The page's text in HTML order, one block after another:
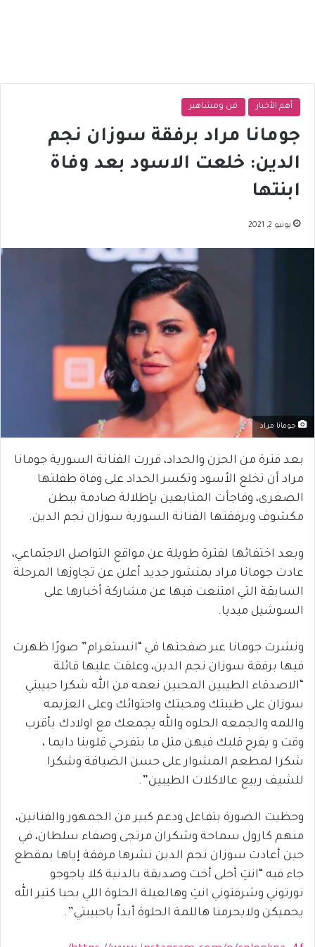
أهم الأخبار فن ومشاهير
جومانا مراد برفقة سوزان نجم
الدين: خلعت الاسود بعد وفاة
ابنتها
يونيو 2, 2021
جومانا مراد
بعد فترة من الحزن والحداد، قررت الفنانة السورية جومانا
مراد أن تخلع الأسود وتكسر الحداد على وفاة طفلتها
الصغرى، وفاجأت المتابعين بإطلالة صادمة ببطن
مكشوف وبرفقتها الفنانة السورية سوزان نجم الدين.
وبعد اختفائها لفترة طويلة عن مواقع التواصل الاجتماعي،
عادت جومانا مراد بمنشور جديد أعلن عن تجاوزها المرحلة
السابقة التي امتنعت فيها عن مشاركة أخبارها على
السوشيل ميديا.
ونشرت جومانا عبر صفحتها في “انستغرام” صورًا ظهرت
فيها برفقة سوزان نجم الدين، وعلقت عليها قائلة
“الاصدقاء الطيبين المحبين نعمه من الله شكرا حبيبتي
سوزان على طيبتك ومحبتك واحتوائك وعلى العزيمه
واللمه والجمعه الحلوه والله يجمعك مع اولادك بأقرب
وقت و يفرح قلبك فيهن متل ما بتفرحي قلوبنا دايما ،
شكرا لمطعم المشوار على حسن الضيافة وشكرا
للشيف ربيع عالاكلات الطيبين”.
وحظيت الصورة بتفاعل ودعم كبير من الجمهور والفنانين،
منهم كارول سماحة وشكران مرتجى وصفاء سلطان، في
حين أعادت سوزان نجم الدين نشرها مرفقة إياها بمقطع
جاء فيه “انتِ أحلى أخت وصديقة بالدنية كلا ياجوجو
نورتوني وشرفتوني انتِ وهالعيلة الحلوة اللي بحبا كتير الله
يحميكن ولايحرمنا هاللمة الحلوة أبداً ياحبيبتي”.